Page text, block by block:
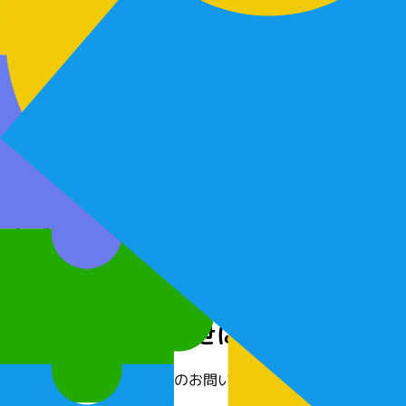
１. 特設サイトでやってはいけないこと
特設サイトで、以下のようなことはしないでください。
こども家庭庁（以下「当庁」といいます。）や自分
その他、特設サイトの運営を妨害するおそれがあること
２. 特設サイトの停止・変更・終了につい
このサイトのメンテナンスや点検、事故などの場合に
当庁の判断で、特設サイトの内容を変更する場合があり
３. 連絡や問い合わせについて
このサイトについてのお問い合わせは、下記の事務局